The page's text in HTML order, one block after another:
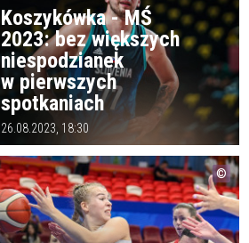
Koszykówka - MŚ
2023: bez większych
niespodzianek
w pierwszych
spotkaniach
26.08.2023, 18:30